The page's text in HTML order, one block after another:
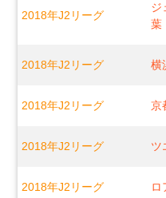
2018年J2リーグ
ジ
葉
2018年J2リーグ 横
2018年J2リーグ 京
2018年J2リーグ ツ
2018年J2リーグ ロ